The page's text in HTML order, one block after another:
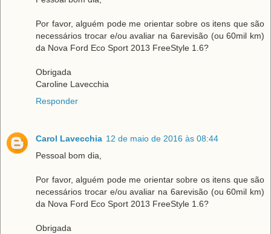
Por favor, alguém pode me orientar sobre os itens que são
necessários trocar e/ou avaliar na 6arevisão (ou 60mil km)
da Nova Ford Eco Sport 2013 FreeStyle 1.6?
Obrigada
Caroline Lavecchia
Responder
Carol Lavecchia 12 de maio de 2016 às 08:44
Pessoal bom dia,
Por favor, alguém pode me orientar sobre os itens que são
necessários trocar e/ou avaliar na 6arevisão (ou 60mil km)
da Nova Ford Eco Sport 2013 FreeStyle 1.6?
Obrigada